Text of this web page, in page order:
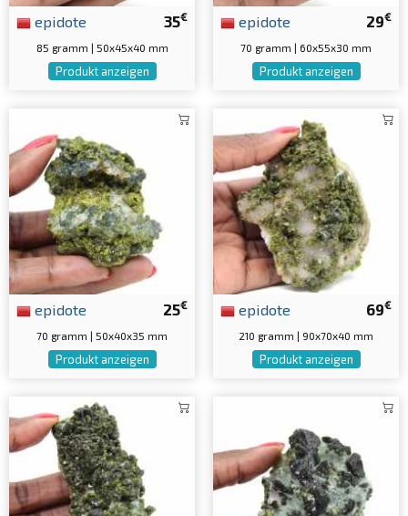
35€
epidote
85 gramm | 50x45x40 mm
Produkt anzeigen
29€
epidote
70 gramm | 60x55x30 mm
Produkt anzeigen
25€
epidote
70 gramm | 50x40x35 mm
Produkt anzeigen
69€
epidote
210 gramm | 90x70x40 mm
Produkt anzeigen